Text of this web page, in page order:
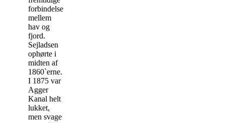
forbindelse
mellem
hav og
fjord.
Sejladsen
ophørte i
midten af
1860`erne.
I 1875 var
Agger
Kanal helt
lukket,
men svage